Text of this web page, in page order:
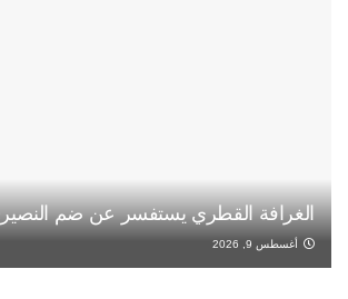
الغرافة القطري يستفسر عن ضم
أغسطس 9, 2026